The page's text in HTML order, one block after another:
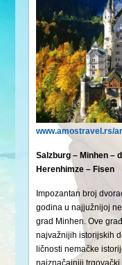
www.amostravel.rs/
Salzburg – Minhen –
Herenhimze – Fisen
Impozantan broj
godina u najjužnijoj
grad Minhen. Ove
najvažnijih istorijskih
ličnosti nemačke
najznačajniji